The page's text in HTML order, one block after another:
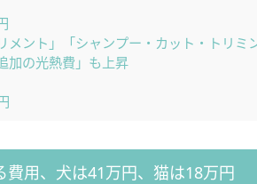
ント」「シャンプー・カット・トリミ
加の光熱費」も上昇
費用、犬は41万円、猫は18万円